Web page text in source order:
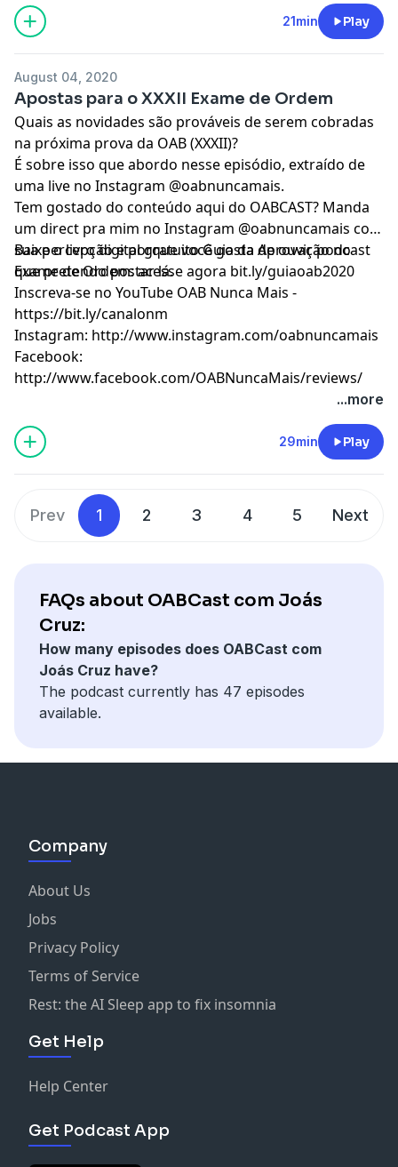
21min Play
August 04, 2020
Apostas para o XXXII Exame de Ordem
Quais as novidades são prováveis de serem cobradas
na próxima prova da OAB (XXXII)?
É sobre isso que abordo nesse episódio, extraído de
uma live no Instagram @oabnuncamais.
Tem gostado do conteúdo aqui do OABCAST? Manda
um direct pra mim no Instagram @oabnuncamais com
sua percepção e porque você gosta de ouvir podcast
que pretendo postar lá.
Baixe o livro digital gratuito Guia da Aprovação no
Exame de Ordem: acesse agora bit.ly/guiaoab2020
Inscreva-se no YouTube OAB Nunca Mais -
https://bit.ly/canalonm
Instagram: http://www.instagram.com/oabnuncamais
Facebook:
http://www.facebook.com/OABNuncaMais/reviews/
...more
29min Play
Prev 1 2 3 4 5 Next
FAQs about OABCast com Joás
Cruz:
How many episodes does OABCast com
Joás Cruz have?
The podcast currently has 47 episodes
available.
Company
About Us
Jobs
Privacy Policy
Terms of Service
Rest: the AI Sleep app to fix insomnia
Get Help
Help Center
Get Podcast App